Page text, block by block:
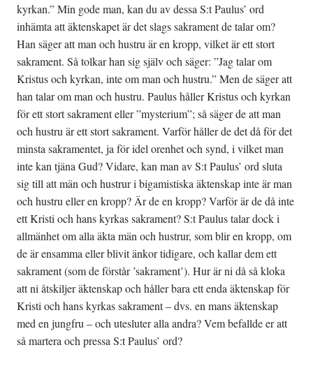
kyrkan.” Min gode man, kan du av dessa S:t Paulus’ ord
inhämta att äktenskapet är det slags sakrament de talar om?
Han säger att man och hustru är en kropp, vilket är ett stort
sakrament. Så tolkar han sig själv och säger: ”Jag talar om
Kristus och kyrkan, inte om man och hustru.” Men de säger att
han talar om man och hustru. Paulus håller Kristus och kyrkan
för ett stort sakrament eller ”mysterium”; så säger de att man
och hustru är ett stort sakrament. Varför håller de det då för det
minsta sakramentet, ja för idel orenhet och synd, i vilket man
inte kan tjäna Gud? Vidare, kan man av S:t Paulus’ ord sluta
sig till att män och hustrur i bigamistiska äktenskap inte är man
och hustru eller en kropp? Är de en kropp? Varför är de då inte
ett Kristi och hans kyrkas sakrament? S:t Paulus talar dock i
allmänhet om alla äkta män och hustrur, som blir en kropp, om
de är ensamma eller blivit änkor tidigare, och kallar dem ett
sakrament (som de förstår ’sakrament’). Hur är ni då så kloka
att ni åtskiljer äktenskap och håller bara ett enda äktenskap för
Kristi och hans kyrkas sakrament – dvs. en mans äktenskap
med en jungfru – och utesluter alla andra? Vem befallde er att
så martera och pressa S:t Paulus’ ord?